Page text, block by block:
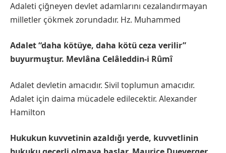
Adaleti çiğneyen devlet adamlarını cezalandırmayan
milletler çökmek zorundadır. Hz. Muhammed
Adalet “daha kötüye, daha kötü ceza verilir”
buyurmuştur. Mevlâna Celâleddin-i Rûmî
Adalet devletin amacıdır. Sivil toplumun amacıdır.
Adalet için daima mücadele edilecektir. Alexander
Hamilton
Hukukun kuvvetinin azaldığı yerde, kuvvetlinin